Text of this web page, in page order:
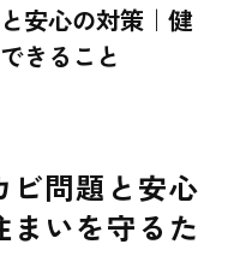
安心の対策｜健
きること
ビ問題と安心
まいを守るた